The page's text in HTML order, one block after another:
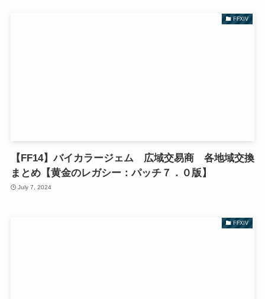
FFXIV
【FF14】バイカラージェム 広域交易商 各地域交換
まとめ【黄金のレガシー：パッチ７．０版】
July 7, 2024
FFXIV